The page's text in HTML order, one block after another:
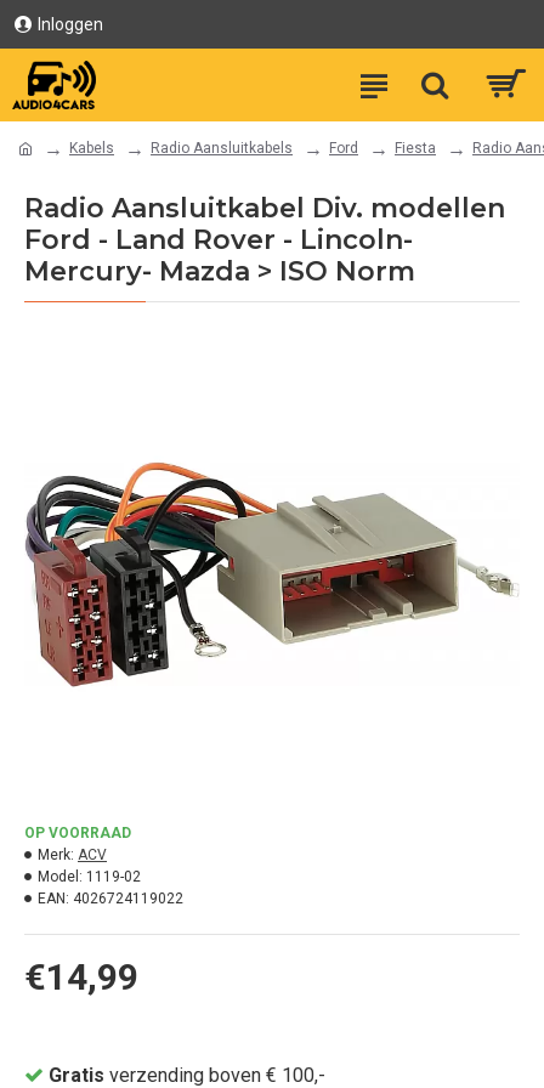
Inloggen
Kabels Radio Aansluitkabels Ford Fiesta Radio
Radio Aansluitkabel Div. modellen
Ford - Land Rover - Lincoln-
Mercury- Mazda > ISO Norm
€14,99
OP VOORRAAD
Merk: ACV
Model: 1119-02
EAN: 4026724119022
Gratis verzending boven € 100,-